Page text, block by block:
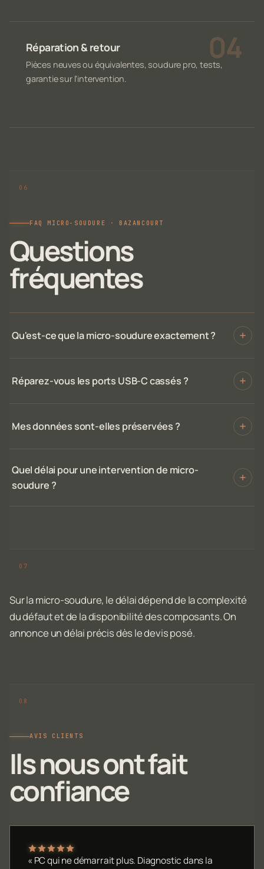
Réparation & retour
Pièces neuves ou équivalentes, soudure pro, tests,
garantie sur l'intervention.
FAQ MICRO-SOUDURE · BAZANCOURT
Questions
fréquentes
Qu'est-ce que la micro-soudure exactement ?
Réparez-vous les ports USB-C cassés ?
Mes données sont-elles préservées ?
Quel délai pour une intervention de micro-
soudure ?
Sur la micro-soudure, le délai dépend de la complexité
du défaut et de la disponibilité des composants. On
annonce un délai précis dès le devis posé.
AVIS CLIENTS
Ils nous ont fait
confiance
« PC qui ne démarrait plus. Diagnostic dans la